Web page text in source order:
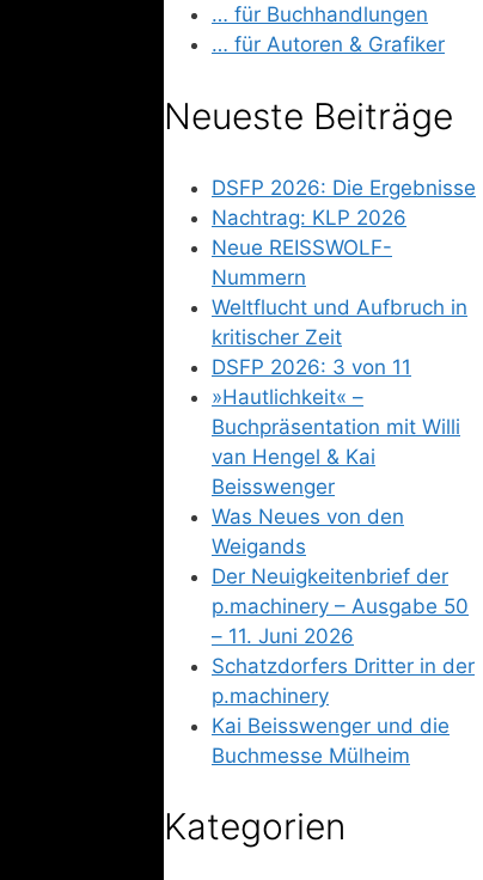
… für Buchhandlungen
… für Autoren & Grafiker
Neueste Beiträge
DSFP 2026: Die Ergebnisse
Nachtrag: KLP 2026
Neue REISSWOLF-
Nummern
Weltflucht und Aufbruch in
kritischer Zeit
DSFP 2026: 3 von 11
»Hautlichkeit« –
Buchpräsentation mit Willi
van Hengel & Kai
Beisswenger
Was Neues von den
Weigands
Der Neuigkeitenbrief der
p.machinery – Ausgabe 50
– 11. Juni 2026
Schatzdorfers Dritter in der
p.machinery
Kai Beisswenger und die
Buchmesse Mülheim
Kategorien